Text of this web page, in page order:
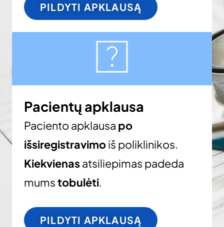
PILDYTI APKLAUSĄ
Pacientų apklausa
Paciento apklausa po
išsiregistravimoiš poliklinikos.
Kiekvienasatsiliepimas padeda
mumstobulėti.
PILDYTI APKLAUSĄ